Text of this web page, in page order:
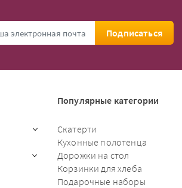
Подписаться
Популярные категории
Скатерти
Кухонные полотенца
Дорожки на стол
Корзинки для хлеба
Подарочные наборы